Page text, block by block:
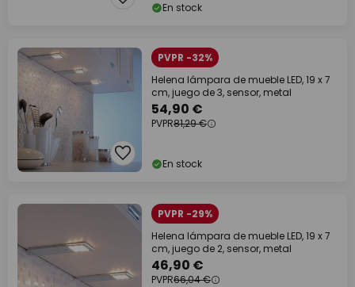
En stock
PVPR -32%
Helena lámpara de mueble LED, 19 x 7
cm, juego de 3, sensor, metal
54,90 €
PVPR81,29 €
En stock
PVPR -29%
Helena lámpara de mueble LED, 19 x 7
cm, juego de 2, sensor, metal
46,90 €
PVPR66,04 €